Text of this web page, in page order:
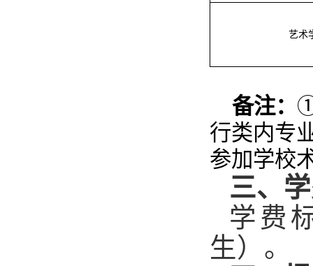
艺术
备注：
行类内专
参加学校
三、
学费
生）。